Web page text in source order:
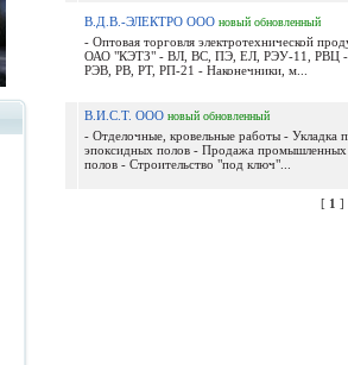
В.Д.В.-ЭЛЕКТРО ООО новый обновленный
- Оптовая торговля электротехнической
ОАО "КЭТЗ" - ВЛ, ВС, ПЭ, ЕЛ, РЭУ-11, РВЦ -
РЭВ, РВ, РТ, РП-21 - Наконечники, м...
В.И.С.Т. ООО новый обновленный
- Отделочные, кровельные работы - Укладка
эпоксидных полов - Продажа промышленных
полов - Строительство "под ключ"...
[ 1 ]